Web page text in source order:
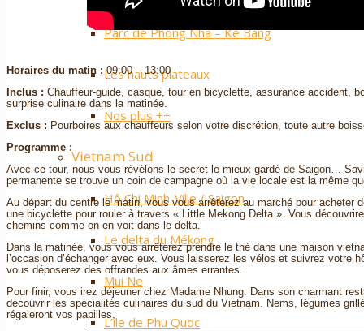
Parc de Phong Nha – Ke Bang
Les hauts plateaux
Nos plus ++
Vietnam Sud
Hô Chi Minh-Ville / Saigon
Le delta du Mékong
Mui Ne
L’île de Phu Quoc
Horaires du matin : 09:00 – 13:00
Inclus : Chauffeur-guide, casque, tour en bicyclette, assurance accident,
surprise culinaire dans la matinée.
Exclus : Pourboires aux chauffeurs selon votre discrétion, toute autre
Programme :
Avec ce tour, nous vous révélons le secret le mieux gardé de Saigon…
permanente se trouve un coin de campagne où la vie locale est la même
Au départ du centre le matin, vous vous arrêterez au marché pour
une bicyclette pour rouler à travers « Little Mekong Delta ». Vous
chemins comme on en voit dans le delta.
Dans la matinée, vous vous arrêterez prendre le thé dans une maison
l’occasion d’échanger avec eux. Vous laisserez les vélos et suivrez votre
vous déposerez des offrandes aux âmes errantes.
Pour finir, vous irez déjeuner chez Madame Nhung. Dans son charmant
découvrir les spécialités culinaires du sud du Vietnam. Nems, légumes
régaleront vos papilles.